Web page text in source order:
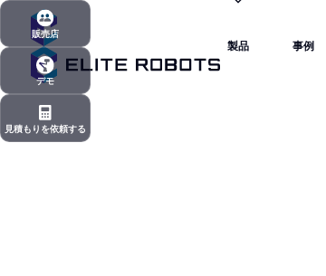
販売店
販売店
デモ
デモ
見積もりを依頼する
製品
事例